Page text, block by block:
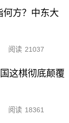
何方？中东大
阅读 21037
这棋彻底颠覆
阅读 18361